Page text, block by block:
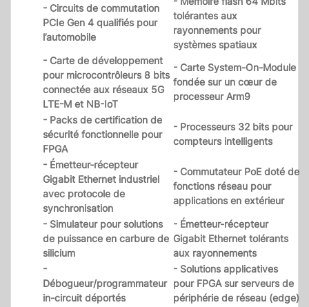
- Circuits de commutation
PCIe Gen 4 qualifiés pour
l’automobile
tolérantes aux
rayonnements pour
systèmes spatiaux
- Carte de développement
pour microcontrôleurs 8 bits
connectée aux réseaux 5G
LTE-M et NB-IoT
- Carte System-On-Module
fondée sur un cœur de
processeur Arm9
- Packs de certification de
sécurité fonctionnelle pour
FPGA
- Processeurs 32 bits pour
compteurs intelligents
- Émetteur-récepteur
Gigabit Ethernet industriel
avec protocole de
synchronisation
- Commutateur PoE doté de
fonctions réseau pour
applications en extérieur
- Simulateur pour solutions
de puissance en carbure de
silicium
- Émetteur-récepteur
Gigabit Ethernet tolérants
aux rayonnements
-
Débogueur/programmateur
in-circuit déportés
- Solutions applicatives
pour FPGA sur serveurs de
périphérie de réseau (edge)